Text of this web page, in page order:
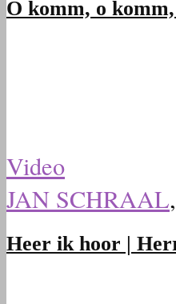
O komm, o
Video
JAN SCHRAAL,
Heer ik hoor |